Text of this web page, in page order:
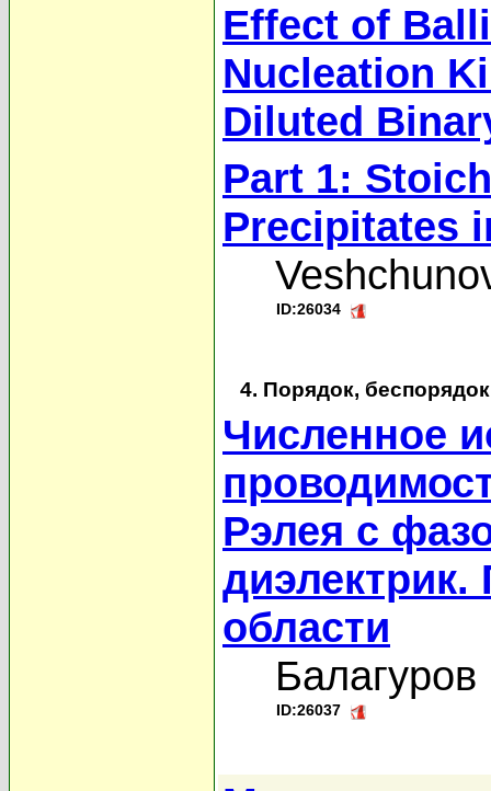
Effect of
Nucleation
Diluted
Part 1:
Precipitates
ID:26034
4. Порядок,
Численное
Рэлея с
диэлектрик.
области
ID:26037